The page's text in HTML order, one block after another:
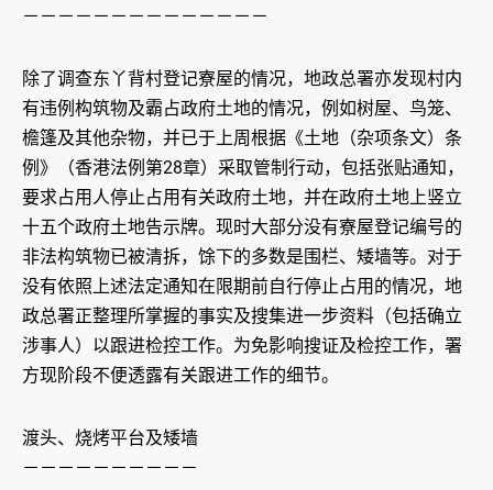
－－－－－－－－－－－－－－
除了调查东丫背村登记寮屋的情况，地政总署亦发现村内
有违例构筑物及霸占政府土地的情况，例如树屋、鸟笼、
檐篷及其他杂物，并已于上周根据《土地（杂项条文）条
例》（香港法例第28章）采取管制行动，包括张贴通知，
要求占用人停止占用有关政府土地，并在政府土地上竖立
十五个政府土地告示牌。现时大部分没有寮屋登记编号的
非法构筑物已被清拆，馀下的多数是围栏、矮墙等。对于
没有依照上述法定通知在限期前自行停止占用的情况，地
政总署正整理所掌握的事实及搜集进一步资料（包括确立
涉事人）以跟进检控工作。为免影响搜证及检控工作，署
方现阶段不便透露有关跟进工作的细节。
渡头、烧烤平台及矮墙
－－－－－－－－－－